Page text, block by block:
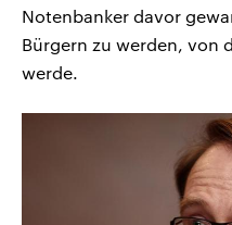
Notenbanker davor
Bürgern zu werden, von
werde.